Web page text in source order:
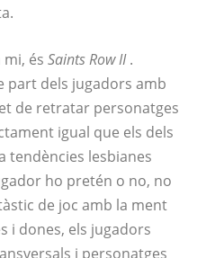
és Saints Row II.
part dels jugadors amb
de retratar personatges
igual que els dels
tendències lesbianes
ho pretén o no, no
de joc amb la ment
i dones, els jugadors
i personatges